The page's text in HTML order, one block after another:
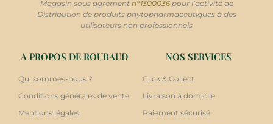
Magasin sous agrément n°1300036pour l’activité de
Distribution de produits phytopharmaceutiques à des
utilisateurs non professionnels
A PROPOS DE ROUBAUD
Qui sommes-nous ?
Conditions générales de vente
Mentions légales
NOS SERVICES
Click & Collect
Livraison à domicile
Paiement sécurisé